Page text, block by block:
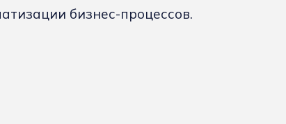
бизнес-процессов.